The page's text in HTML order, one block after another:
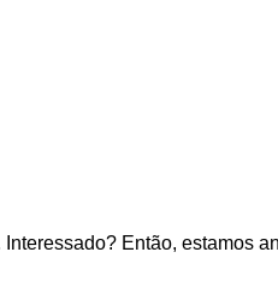
Então, estamos